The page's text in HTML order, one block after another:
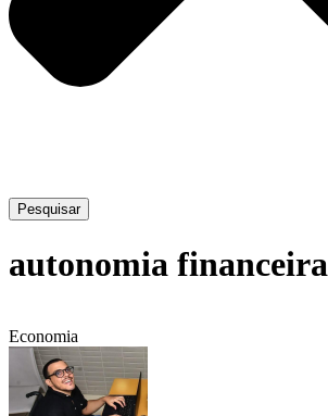
Pesquisar
autonomia financeira
Economia